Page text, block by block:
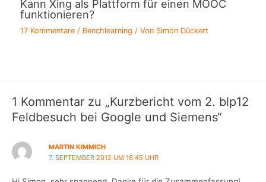
Kann Xing als Plattform für einen MOOC
funktionieren?
17 Kommentare / Benchlearning / Von Simon Dückert
1 Kommentar zu „Kurzbericht vom 2. blp12
Feldbesuch bei Google und Siemens“
MARTIN KIMMICH
7. SEPTEMBER 2012 UM 16:45 UHR